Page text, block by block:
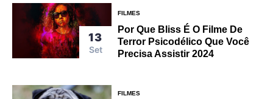
13
Set
FILMES
Por Que Bliss É O Filme De
Terror Psicodélico Que Você
Precisa Assistir 2024
FILMES